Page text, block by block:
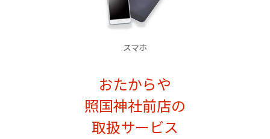
スマホ
おたからや
照国神社前店の
取扱サービス